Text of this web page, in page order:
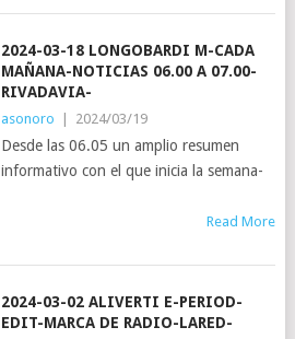
2024-03-18 LONGOBARDI M-CADA
MAÑANA-NOTICIAS 06.00 A 07.00-
RIVADAVIA-
asonoro | 2024/03/19
Desde las 06.05 un amplio resumen
informativo con el que inicia la semana-
Read More
2024-03-02 ALIVERTI E-PERIOD-
EDIT-MARCA DE RADIO-LARED-